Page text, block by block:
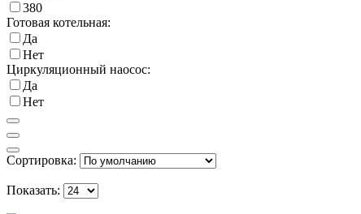
380
Готовая котельная:
Да
Нет
Циркуляционный наосос:
Да
Нет
Сортировка:
Показать: